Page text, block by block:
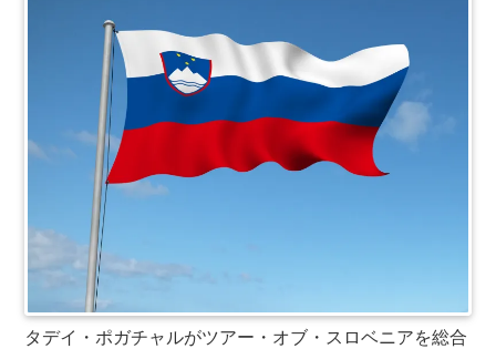
タデイ・ポガチャルがツアー・オブ・スロベニアを総合